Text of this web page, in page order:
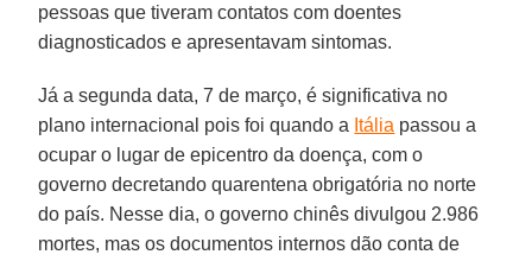
pessoas que tiveram contatos com doentes
diagnosticados e apresentavam sintomas.
Já a segunda data, 7 de março, é significativa no
plano internacional pois foi quando a Itália passou a
ocupar o lugar de epicentro da doença, com o
governo decretando quarentena obrigatória no norte
do país. Nesse dia, o governo chinês divulgou 2.986
mortes, mas os documentos internos dão conta de